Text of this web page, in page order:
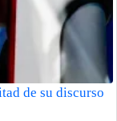
de su discurso